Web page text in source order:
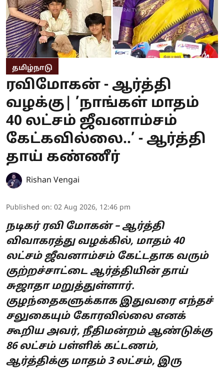
தமிழ்நாடு
ரவிமோகன் - ஆர்த்தி
வழக்கு| ’நாங்கள் மாதம்
40 லட்சம் ஜீவனாம்சம்
கேட்கவில்லை..’ - ஆர்த்தி
தாய் கண்ணீர்
Rishan Vengai
Published on: 02 Aug 2026, 12:46 pm
நடிகர் ரவி மோகன் – ஆர்த்தி
விவாகரத்து வழக்கில், மாதம் 40
லட்சம் ஜீவனாம்சம் கேட்டதாக வரும்
குற்றச்சாட்டை ஆர்த்தியின் தாய்
சுஜாதா மறுத்துள்ளார்.
குழந்தைகளுக்காக இதுவரை எந்தச்
சலுகையும் கோரவில்லை எனக்
கூறிய அவர், நீதிமன்றம் ஆண்டுக்கு
86 லட்சம் பள்ளிக் கட்டணம்,
ஆர்த்திக்கு மாதம் 3 லட்சம், இரு